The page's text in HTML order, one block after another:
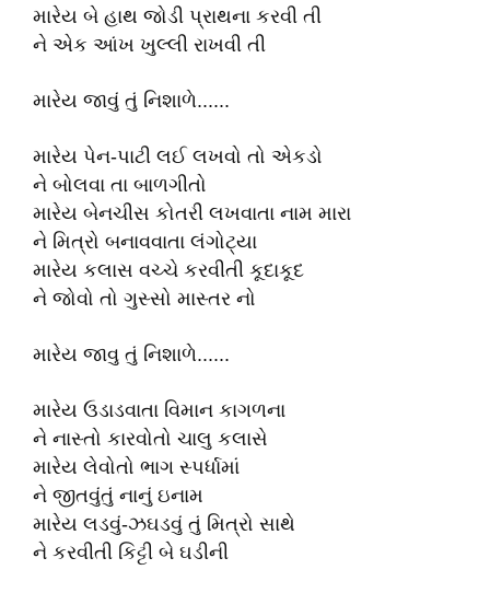
મારેય બે હાથ જોડી પ્રાથના કરવી તી
ને એક આંખ ખુલ્લી રાખવી તી
મારેય જાવું તું નિશાળે......
મારેય પેન-પાટી લઈ લખવો તો એકડો
ને બોલવા તા બાળગીતો
મારેય બેનચીસ કોતરી લખવાતા નામ મારા
ને મિત્રો બનાવવાતા લંગોટ્યા
મારેય કલાસ વચ્ચે કરવીતી કૂદાકૂદ
ને જોવો તો ગુસ્સો માસ્તર નો
મારેય જાવુ તું નિશાળે......
મારેય ઉડાડવાતા વિમાન કાગળના
ને નાસ્તો કારવોતો ચાલુ કલાસે
મારેય લેવોતો ભાગ સ્પર્ધામાં
ને જીતવુંતું નાનું ઇનામ
મારેય લડવું-ઝઘડવું તું મિત્રો સાથે
ને કરવીતી કિટ્ટી બે ઘડીની